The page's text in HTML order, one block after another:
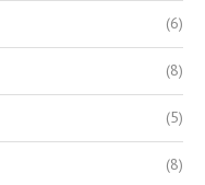
(6)
(8)
(5)
(8)